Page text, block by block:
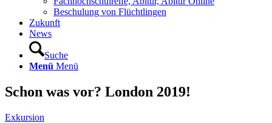
Beschulung von Flüchtlingen
Zukunft
News
Suche
Menü Menü
Schon was vor? London 2019!
Exkursion